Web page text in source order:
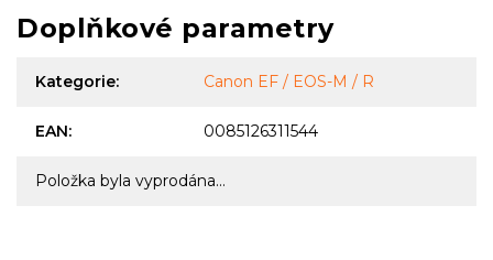
Doplňkové parametry
Kategorie: Canon EF / EOS-M / R
EAN: 0085126311544
Položka byla vyprodána…